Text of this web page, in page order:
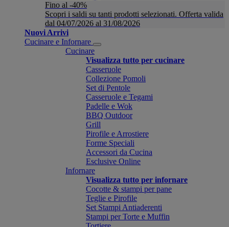
Fino al -40%
Scopri i saldi su tanti prodotti selezionati. Offerta valida
dal 04/07/2026 al 31/08/2026
Nuovi Arrivi
Cucinare e Infornare
Cucinare
Visualizza tutto per cucinare
Casseruole
Collezione Pomoli
Set di Pentole
Casseruole e Tegami
Padelle e Wok
BBQ Outdoor
Grill
Pirofile e Arrostiere
Forme Speciali
Accessori da Cucina
Esclusive Online
Infornare
Visualizza tutto per infornare
Cocotte & stampi per pane
Teglie e Pirofile
Set Stampi Antiaderenti
Stampi per Torte e Muffin